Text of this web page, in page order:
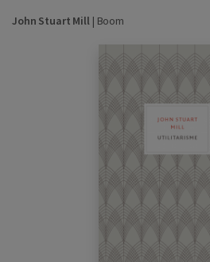
John Stuart Mill| Boom